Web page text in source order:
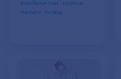
комбинезон · куртка ·
пальто · плащ